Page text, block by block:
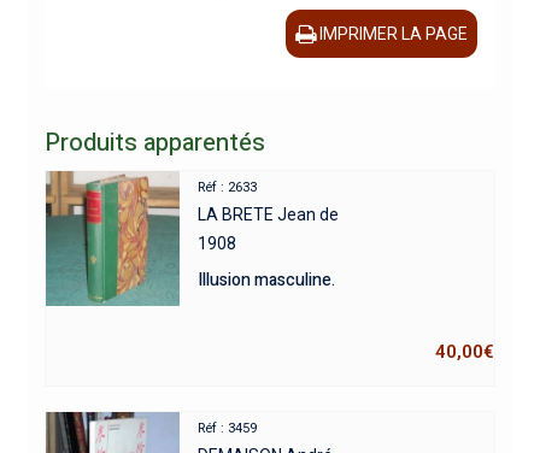
IMPRIMER LA PAGE
Produits apparentés
Réf : 2633
LA BRETE Jean de
1908
Illusion masculine.
40,00€
Réf : 3459